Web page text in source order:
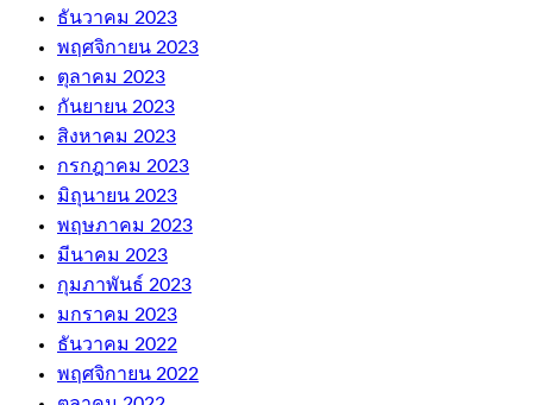
ธันวาคม 2023
พฤศจิกายน 2023
ตุลาคม 2023
กันยายน 2023
สิงหาคม 2023
กรกฎาคม 2023
มิถุนายน 2023
พฤษภาคม 2023
มีนาคม 2023
กุมภาพันธ์ 2023
มกราคม 2023
ธันวาคม 2022
พฤศจิกายน 2022